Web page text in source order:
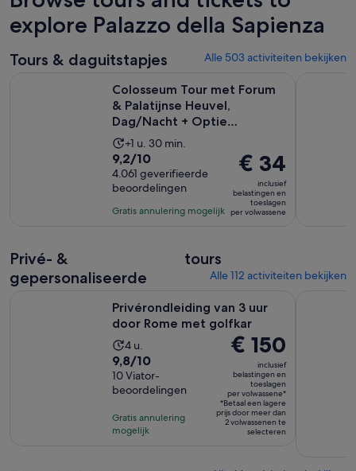
tours
explore Palazzo della Sapienza
Tours & daguitstapjes Alle 503 activiteiten bekijken
Colosseum Tour met Forum
& Palatijnse Heuvel,
Dag/Nacht + Optie
Arenatoegan...
De
activiteit
duurt
1
uur
+1 u. 30 min.
9.2
van
10
met
9,2/10
4.061 geverifieerde
beoordelingen
Gratis annulering mogelijk
De
prijs
is
€ 34
€ 34
inclusief
belastingen en
toeslagen
per volwassene
Privé- &
gepersonaliseerde
tours
Alle 112 activiteiten bekijken
Privérondleiding van 3 uur
door Rome met golfkar
De
activiteit
duurt
4
uur
4 u.
9.8
van
10
10
9,8/10
10 Viator-
beoordelingen
Gratis annulering
mogelijk
De
prijs
is
€ 150
per
volwassene*
€ 150
inclusief
belastingen en
toeslagen
per volwassene*
*Betaal een lagere
prijs door meer dan
2 volwassenen te
selecteren